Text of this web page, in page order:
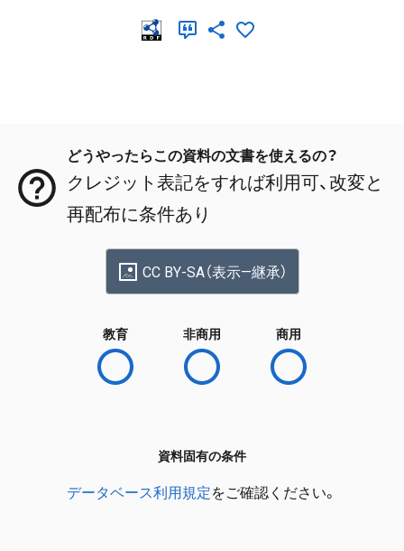
どうやったらこの資料の文書を使えるの？
クレジット表記をすれば利用可、改変と
再配布に条件あり
CC BY-SA（表示—継承）
教育 非商用 商用
資料固有の条件
データベース利用規定をご確認ください。